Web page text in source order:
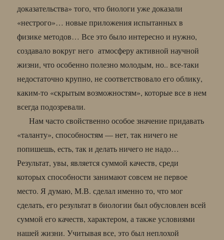
доказательства» того, что биологи уже доказали
«нестрого»… новые приложения испытанных в
физике методов… Все это было интересно и нужно,
создавало вокруг него атмосферу активной научной
жизни, что особенно полезно молодым, но.. все-таки
недостаточно крупно, не соответствовало его облику,
каким-то «скрытым возможностям», которые все в нем
всегда подозревали.
Нам часто свойственно особое значение придавать
«таланту», способностям — нет, так ничего не
попишешь, есть, так и делать ничего не надо…
Результат, увы, является суммой качеств, среди
которых способности занимают совсем не первое
место. Я думаю, М.В. сделал именно то, что мог
сделать, его результат в биологии был обусловлен всей
суммой его качеств, характером, а также условиями
нашей жизни. Учитывая все, это был неплохой